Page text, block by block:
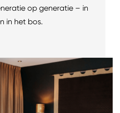
op generatie – in
in het bos.